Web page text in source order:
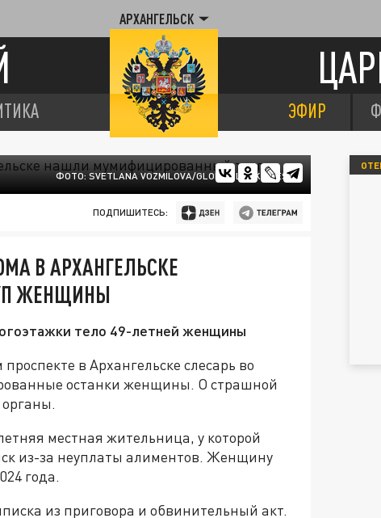
АРХАНГЕЛЬСК
ЭФИР
ФОТО: SVETLANA VOZMILOVA/GLOBAL LOOK PRESS
ПОДПИШИТЕСЬ:
В АРХАНГЕЛЬСКЕ
ЖЕНЩИНЫ
тело 49-летней женщины
в Архангельске слесарь во
останки женщины. О страшной
местная жительница, у которой
из-за неуплаты алиментов. Женщину
года.
из приговора и обвинительный акт.